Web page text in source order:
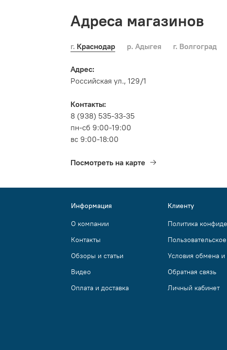
Адреса магазинов
г. Краснодар р. Адыгея г. Волгоград
Адрес:
Российская ул., 129/1
Контакты:
8 (938) 535-33-35
пн-сб 9:00-19:00
вс 9:00-18:00
Посмотреть на карте
Информация
О компании
Контакты
Обзоры и статьи
Видео
Оплата и доставка
Клиенту
Политика
Условия обмена и
Обратная связь
Личный кабинет